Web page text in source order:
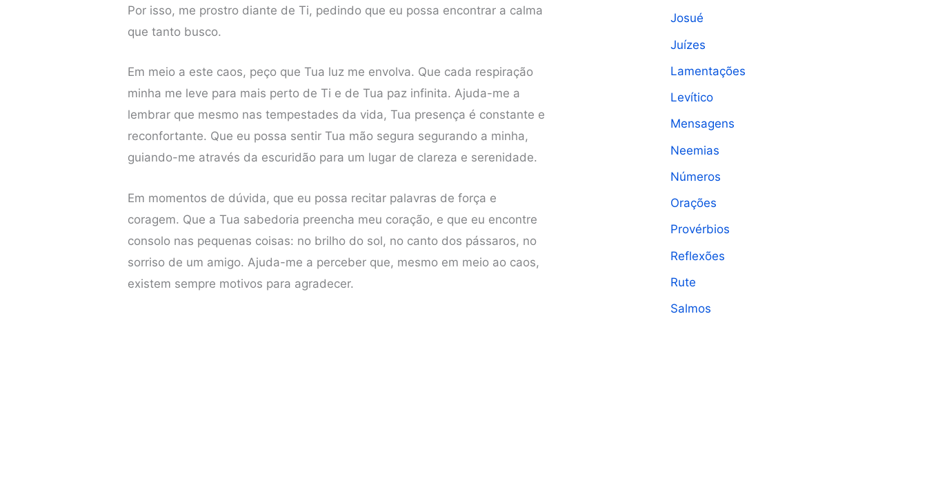
Por isso, me prostro diante de Ti, pedindo que eu possa encontrar a calma
que tanto busco.
Em meio a este caos, peço que Tua luz me envolva. Que cada respiração
minha me leve para mais perto de Ti e de Tua paz infinita. Ajuda-me a
lembrar que mesmo nas tempestades da vida, Tua presença é constante e
reconfortante. Que eu possa sentir Tua mão segura segurando a minha,
guiando-me através da escuridão para um lugar de clareza e serenidade.
Em momentos de dúvida, que eu possa recitar palavras de força e
coragem. Que a Tua sabedoria preencha meu coração, e que eu encontre
consolo nas pequenas coisas: no brilho do sol, no canto dos pássaros, no
sorriso de um amigo. Ajuda-me a perceber que, mesmo em meio ao caos,
existem sempre motivos para agradecer.
Josué
Juízes
Lamentações
Levítico
Mensagens
Neemias
Números
Orações
Provérbios
Reflexões
Rute
Salmos